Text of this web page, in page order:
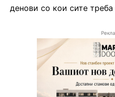
денови со кои сите